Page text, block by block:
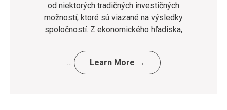
od niektorých tradičných investičných
možností, ktoré sú viazané na výsledky
spoločností. Z ekonomického hľadiska,
… Learn More →